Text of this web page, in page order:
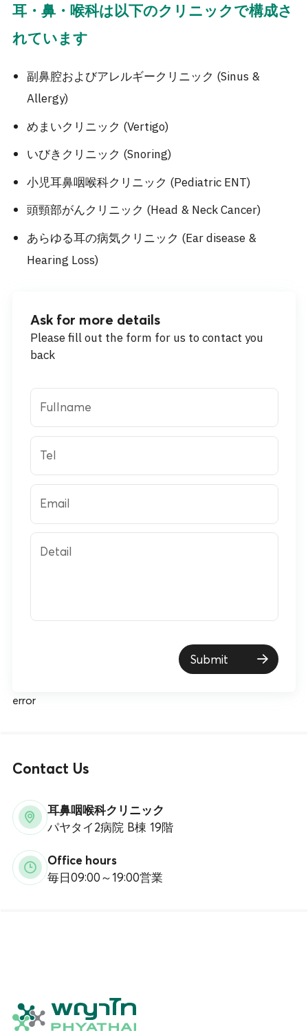
耳・鼻・喉科は以下のクリニックで構成さ
れています
副鼻腔およびアレルギークリニック (Sinus &
Allergy)
めまいクリニック (Vertigo)
いびきクリニック (Snoring)
小児耳鼻咽喉科クリニック (Pediatric ENT)
頭頸部がんクリニック (Head & Neck Cancer)
あらゆる耳の病気クリニック (Ear disease &
Hearing Loss)
Ask for more details
Please fill out the form for us to contact you
back
Fullname
Tel
Email
Detail
Submit
error
Contact Us
耳鼻咽喉科クリニック
パヤタイ2病院 B棟 19階
Office hours
毎日09:00～19:00営業